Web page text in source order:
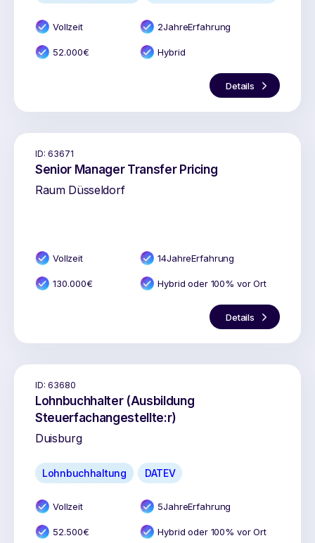
Vollzeit 2JahreErfahrung
52.000€ Hybrid
Details
ID: 63671
Senior Manager Transfer Pricing
Raum Düsseldorf
Vollzeit 14JahreErfahrung
130.000€ Hybrid oder 100% vor Ort
Details
ID: 63680
Lohnbuchhalter (Ausbildung
Steuerfachangestellte:r)
Duisburg
Lohnbuchhaltung DATEV
Vollzeit 5JahreErfahrung
52.500€ Hybrid oder 100% vor Ort